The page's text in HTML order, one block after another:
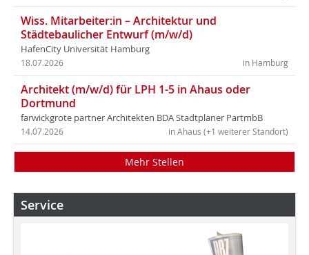
Wiss. Mitarbeiter:in – Architektur und
Städtebaulicher Entwurf (m/w/d)
HafenCity Universität Hamburg
in Hamburg
18.07.2026
Architekt (m/w/d) für LPH 1-5 in Ahaus oder
Dortmund
farwickgrote partner Architekten BDA Stadtplaner PartmbB
in Ahaus (+1 weiterer Standort)
14.07.2026
Mehr Stellen
Service